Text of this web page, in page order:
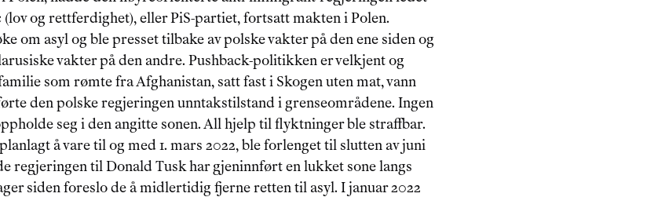
(lov og rettferdighet), eller PiS-partiet, fortsatt makten i Polen.
om asyl og ble presset tilbake av polske vakter på den ene siden og
vakter på den andre. Pushback-politikken er velkjent og
som rømte fra Afghanistan, satt fast i Skogen uten mat, vann
den polske regjeringen unntakstilstand i grenseområdene. Ingen
seg i den angitte sonen. All hjelp til flyktninger ble straffbar.
å vare til og med 1. mars 2022, ble forlenget til slutten av juni
regjeringen til Donald Tusk har gjeninnført en lukket sone langs
siden foreslo de å midlertidig fjerne retten til asyl. I januar 2022